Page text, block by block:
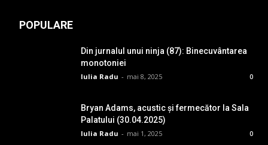
POPULARE
Din jurnalul unui ninja (87): Binecuvântarea
monotoniei
Iulia Radu - mai 8, 2025 0
Bryan Adams, acustic și fermecător la Sala
Palatului (30.04.2025)
Iulia Radu - mai 1, 2025 0